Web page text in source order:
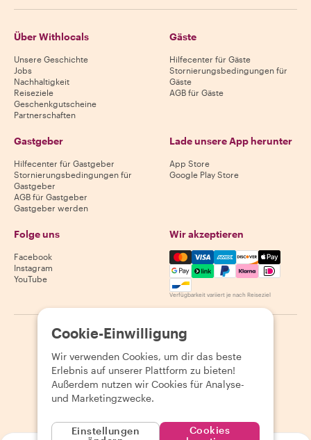
Über Withlocals
Unsere Geschichte
Jobs
Nachhaltigkeit
Reiseziele
Geschenkgutscheine
Partnerschaften
Gäste
Hilfecenter für Gäste
Stornierungsbedingungen für
Gäste
AGB für Gäste
Gastgeber
Hilfecenter für Gastgeber
Stornierungsbedingungen für
Gastgeber
AGB für Gastgeber
Gastgeber werden
Lade unsere App herunter
App Store
Google Play Store
Folge uns
Facebook
Instagram
YouTube
Wir akzeptieren
Mastercard, Visa, Amex,
Verfügbarkeit variiert je nach Reiseziel
2026 Withlocals.com | Datenschutzerklärung
Seitenübersicht
Cookie-Einwilligung
Wir verwenden Cookies, um dir das beste
Erlebnis auf unserer Plattform zu bieten!
Außerdem nutzen wir Cookies für Analyse-
und Marketingzwecke.
Einstellungen
Cookies